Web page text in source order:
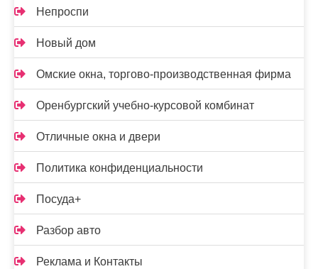
Непроспи
Новый дом
Омские окна, торгово-производственная фирма
Оренбургский учебно-курсовой комбинат
Отличные окна и двери
Политика конфиденциальности
Посуда+
Разбор авто
Реклама и Контакты